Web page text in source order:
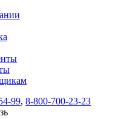
99, 8-800-700-23-23